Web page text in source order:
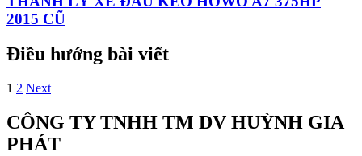
2015 CŨ
Điều hướng bài viết
1 2 Next
CÔNG TY TNHH TM DV HUỲNH GIA
PHÁT